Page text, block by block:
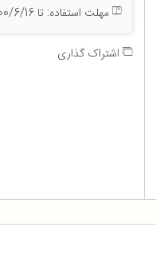
مهلت استفاده: تا 1400/6/16 ، 23:55:00
اشتراک گذاری